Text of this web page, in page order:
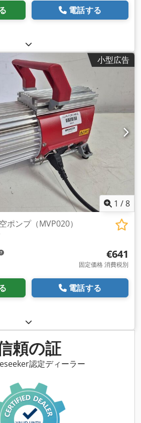
電話する
小型広告
1 /8
ポンプ（MVP020）
€641
固定価格 消費税別
電話する
頼の証
認定ディーラー